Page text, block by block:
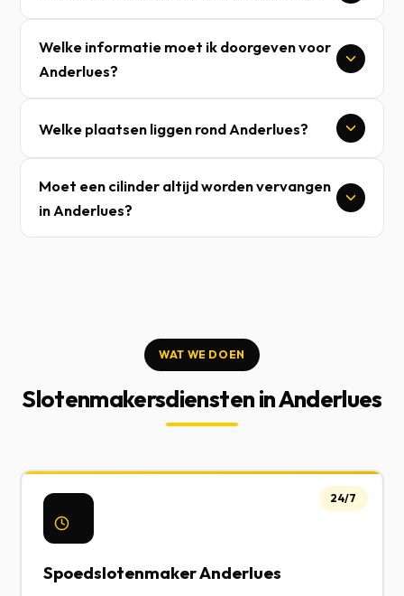
Welke informatie moet ik doorgeven voor
Anderlues?
Welke plaatsen liggen rond Anderlues?
Moet een cilinder altijd worden vervangen
in Anderlues?
WAT WE DOEN
Slotenmakersdiensten in Anderlues
Spoedslotenmaker Anderlues
24/7